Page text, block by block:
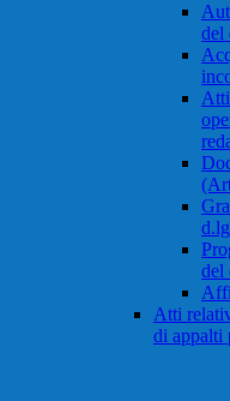
del
del
Atti
di appalti